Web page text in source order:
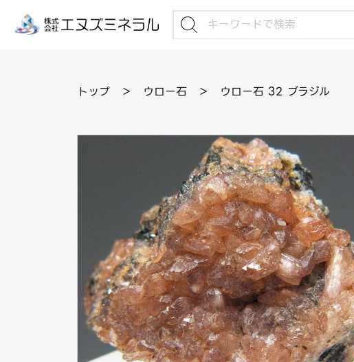
トップ ＞ ウロー石 ＞ ウロー石 32 ブラジル